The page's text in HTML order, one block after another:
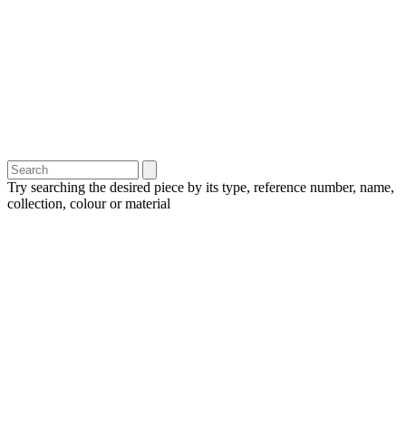
Try searching the desired piece by its type, reference number, name,
collection, colour or material